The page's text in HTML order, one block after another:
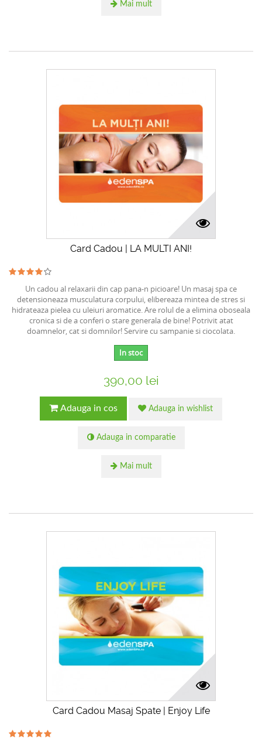
Mai mult
Card Cadou | LA MULTI ANI!
Un cadou al relaxarii din cap pana-n picioare! Un masaj spa ce
detensioneaza musculatura corpului, elibereaza mintea de stres si
hidrateaza pielea cu uleiuri aromatice. Are rolul de a elimina oboseala
cronica si de a conferi o stare generala de bine! Potrivit atat
doamnelor, cat si domnilor! Servire cu sampanie si ciocolata.
In stoc
390,00 lei
Adauga in cos Adauga in wishlist
Adauga in comparatie
Mai mult
Card Cadou Masaj Spate | Enjoy Life